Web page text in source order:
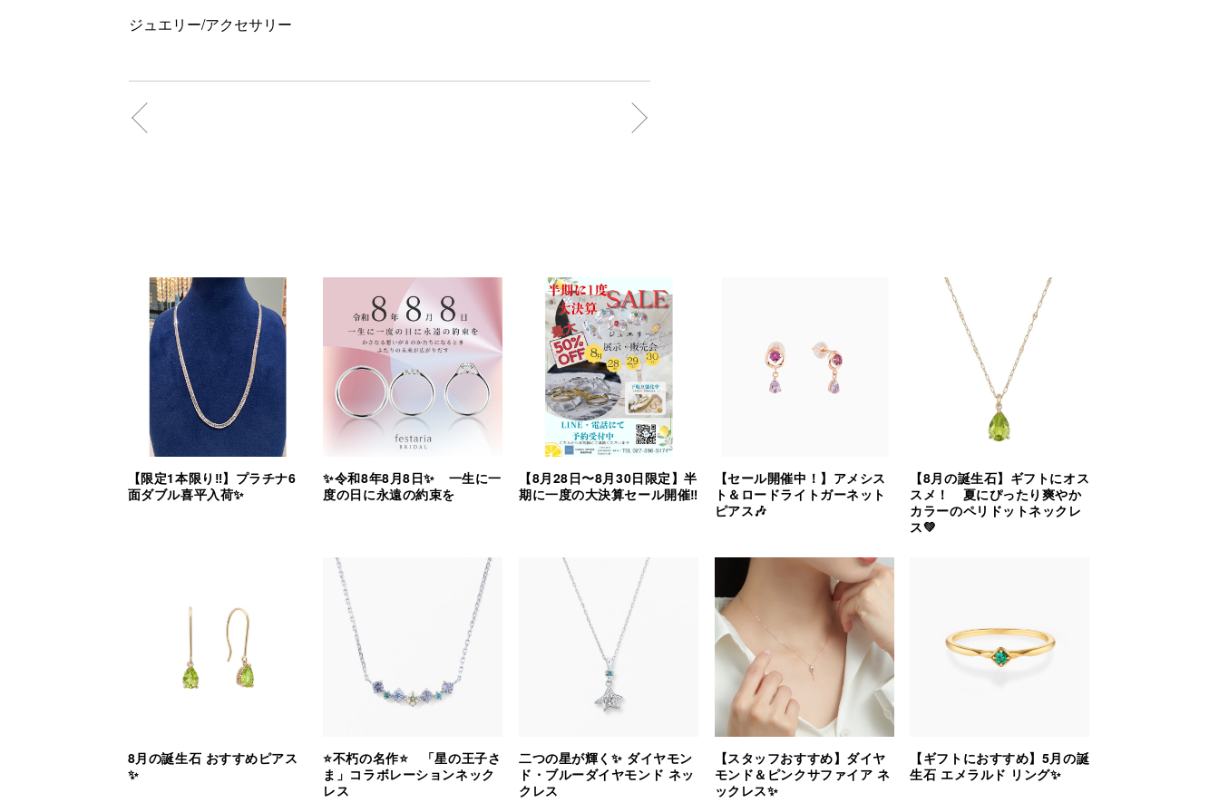
ジュエリー/アクセサリー
【限定1本限り‼︎】プラチナ6
面ダブル喜平入荷✨
✨令和8年8月8日✨ 一生に一
度の日に永遠の約束を
【8月28日〜8月30日限定】半
期に一度の大決算セール開催‼︎
【セール開催中！】アメシス
ト＆ロードライトガーネット
ピアス🎶
【8月の誕生石】ギフトにオス
スメ！ 夏にぴったり爽やか
カラーのペリドットネックレ
ス💚
8月の誕生石 おすすめピアス
✨
⭐️不朽の名作⭐️ 「星の王子さ
ま」コラボレーションネック
レス
二つの星が輝く✨ ダイヤモン
ド・ブルーダイヤモンド ネッ
クレス
【スタッフおすすめ】ダイヤ
モンド＆ピンクサファイア ネ
ックレス✨
【ギフトにおすすめ】5月の誕
生石 エメラルド リング✨